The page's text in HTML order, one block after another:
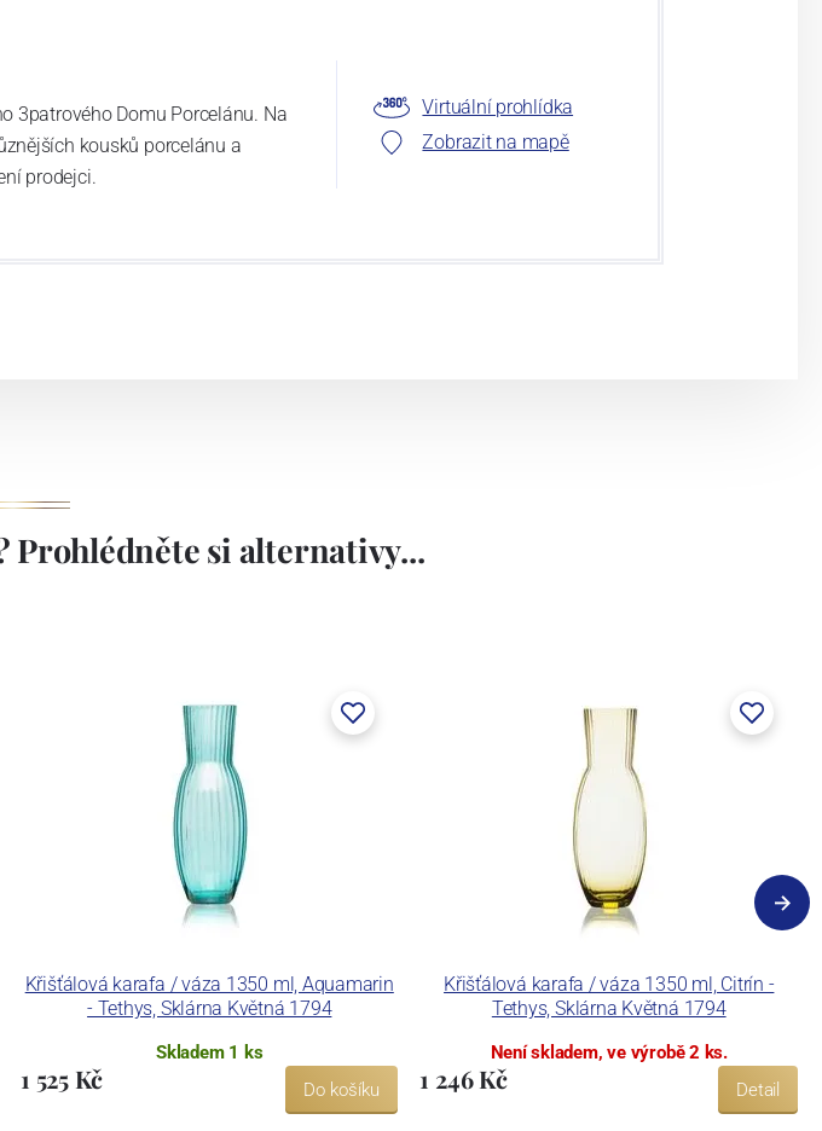
3patrového Domu Porcelánu. Na
kousků porcelánu a
prodejci.
Virtuální prohlídka
Zobrazit na mapě
Prohlédněte si alternativy...
Křišťálová karafa / váza 1350 ml, Aquamarin
- Tethys, Sklárna Květná 1794
Skladem 1 ks
1 525 Kč Do košíku
Křišťálová karafa / váza 1350 ml, Citrín -
Tethys, Sklárna Květná 1794
Není skladem, ve výrobě 2 ks.
1 246 Kč Detail